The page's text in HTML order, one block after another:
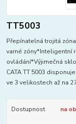
TT5003
Přepínatelná trojitá
varné zóny*Inteligentní
ovládání*Výjimečná
CATA TT 5003
ve 3 velikostech až na
Dostupnost na